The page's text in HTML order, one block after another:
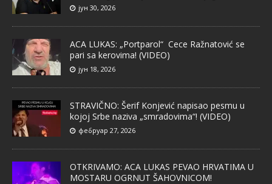
јун 30, 2026
ACA LUKAS: „Portparol“ Cece Ražnatović se
pari sa kerovima! (VIDEO)
јун 18, 2026
STRAVIČNO: Šerif Konjević napisao pesmu u
kojoj Srbe naziva „smradovima“! (VIDEO)
фебруар 27, 2026
OTKRIVAMO: ACA LUKAS PEVAO HRVATIMA U
MOSTARU OGRNUT ŠAHOVNICOM!